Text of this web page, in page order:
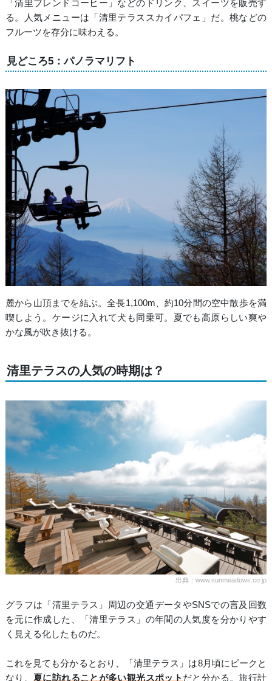
「清里ブレンドコーヒー」などのドリンク、スイーツを販売す
る。人気メニューは「清里テラススカイパフェ」だ。桃などの
フルーツを存分に味わえる。
見どころ5：パノラマリフト
麓から山頂までを結ぶ。全長1,100m、約10分間の空中散歩を満
喫しよう。ケージに入れて犬も同乗可。夏でも高原らしい爽や
かな風が吹き抜ける。
清里テラスの人気の時期は？
出典：www.sunmeadows.co.jp
グラフは「清里テラス」周辺の交通データやSNSでの言及回数
を元に作成した、「清里テラス」の年間の人気度を分かりやす
く見える化したものだ。
これを見ても分かるとおり、「清里テラス」は8月頃にピークと
なり、夏に訪れることが多い観光スポットだと分かる。旅行計